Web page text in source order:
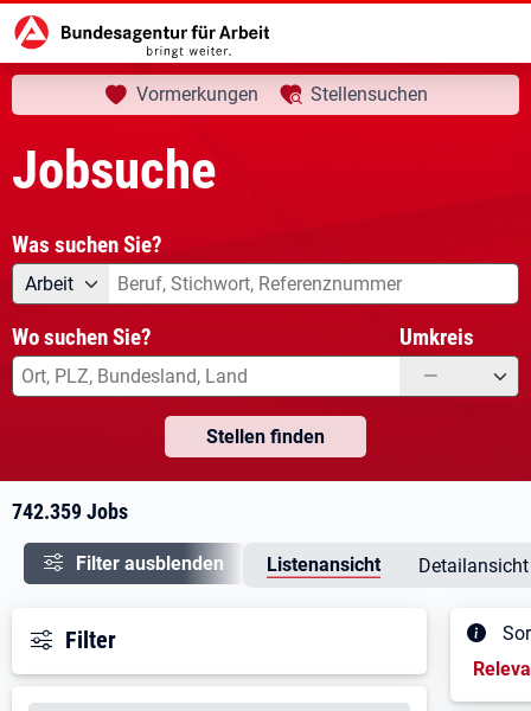
Startseite Jobsuche aktuelle Seite:
Ihre Suche
Vormerkungen Stellensuchen
Jobsuche
Was suchen Sie?
Angebotsart
Arbeit Was suchen Sie?
Wo suchen Sie? Umkreis
—
Stellen finden
742.359 Jobs
Filter ausblenden Listenansicht Detailansicht
Filter